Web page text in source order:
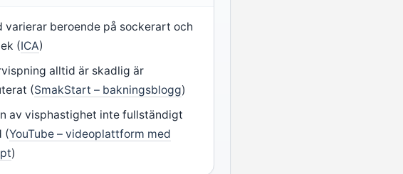
varierar beroende på sockerart och
(ICA)
alltid är skadlig är
(SmakStart – bakningsblogg)
av visphastighet inte fullständigt
(YouTube – videoplattform med
)